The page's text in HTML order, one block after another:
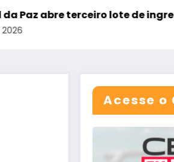
lote de ingressos no dia 13
Acesse o